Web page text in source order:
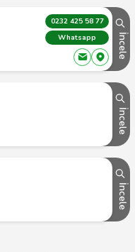
0232 425 58 77
Whatsapp
İncele
İncele
İncele